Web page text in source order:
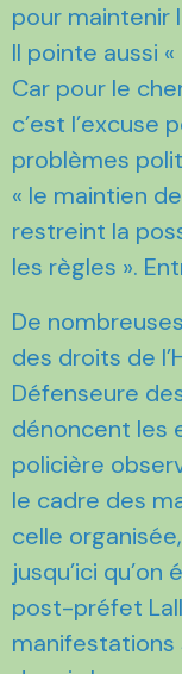
pour maintenir
Il pointe aussi
Car pour le
c’est l’excuse
problèmes
« le maintien
restreint la
les règles ».
De
des droits de
Défenseure
dénoncent les
policière
le cadre des
celle
jusqu’ici
post-préfet
manifestations